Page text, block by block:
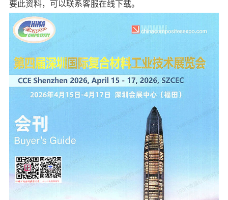
要此资料，可以联系客服在线下载。